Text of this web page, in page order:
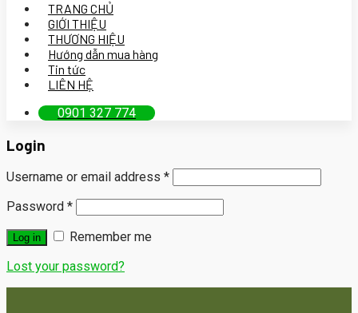
TRANG CHỦ
GIỚI THIỆU
THƯƠNG HIỆU
Hướng dẫn mua hàng
Tin tức
LIÊN HỆ
0901 327 774
Login
Username or email address *
Password *
Log in
Remember me
Lost your password?